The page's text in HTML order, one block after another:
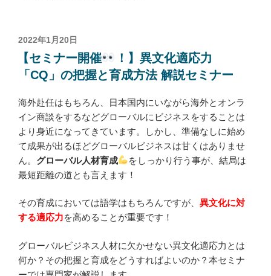
投
稿
日:
2022年1月20日
【セミナー開催
！】異文化適応力
「CQ」の把握と育成方法 解説セミナー
海外赴任はもちろん、日本国内にいながら海外とオンラ
イン商談をするなどグローバルにビジネスをすることは
より身近になってきています。しかし、準備なしに始め
て成果が出るほどグローバルビジネスは甘くはありませ
ん。 グローバル人材育成
をしっかり行う事が、結局は
最短距離の道とも言えます！
その育成においては語学はもちろんですが、 異文化に対
する適応力を高めることが重要です！
グローバルビジネス人材に欠かせない異文化適応力とは
何か？その把握と育成をどうすればよいのか？本セミナ